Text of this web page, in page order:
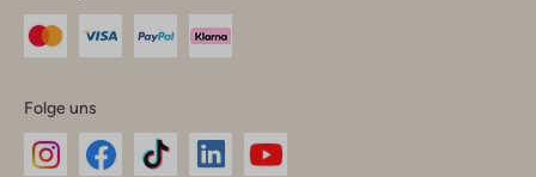
Folge uns